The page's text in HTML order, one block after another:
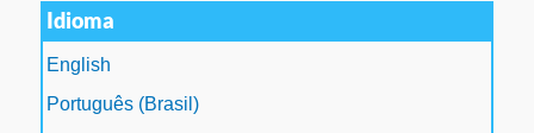
Idioma
English
Português (Brasil)